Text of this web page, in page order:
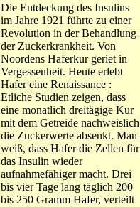
Die Entdeckung des Insulins
im Jahre 1921 führte zu einer
Revolution in der Behandlung
der Zuckerkrankheit. Von
Noordens Haferkur geriet in
Vergessenheit. Heute erlebt
Hafer eine Renaissance :
Etliche Studien zeigen, dass
eine monatlich dreitägige Kur
mit dem Getreide nachweislich
die Zuckerwerte absenkt. Man
weiß, dass Hafer die Zellen für
das Insulin wieder
aufnahmefähiger macht. Drei
bis vier Tage lang täglich 200
bis 250 Gramm Hafer, verteilt